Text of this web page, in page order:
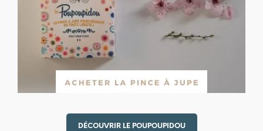
DÉCOUVRIR LE POUPOUPIDOU